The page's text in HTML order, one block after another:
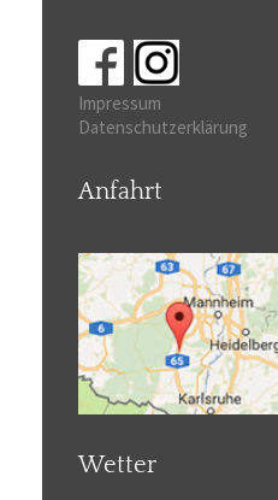
Impressum
Datenschutzerklärung
Anfahrt
Wetter